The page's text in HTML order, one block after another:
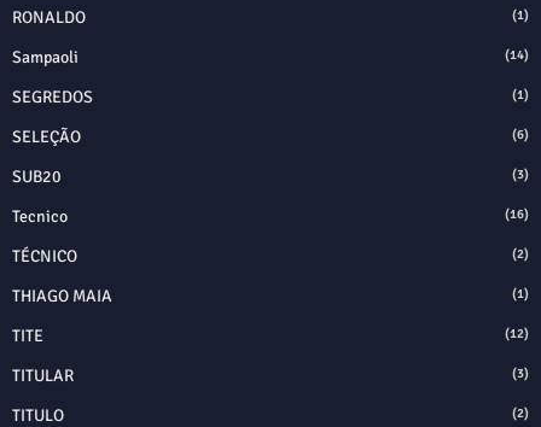
RONALDO (1)
Sampaoli (14)
SEGREDOS (1)
SELEÇÃO (6)
SUB20 (3)
Tecnico (16)
TÉCNICO (2)
THIAGO MAIA (1)
TITE (12)
TITULAR (3)
TITULO (2)